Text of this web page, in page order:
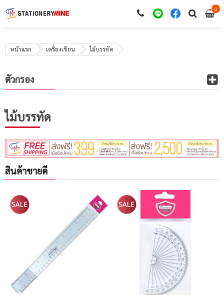
00
หน้าแรก เครื่องเขียน ไม้บรรทัด
ไม้บรรทัด
สินค้าขายดี
ตัวกรอง